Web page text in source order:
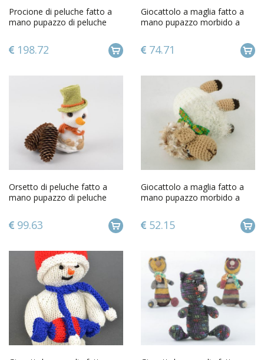
Procione di peluche fatto a
mano pupazzo di peluche
198.72
Giocattolo a maglia fatto a
mano pupazzo morbido a
74.71
Orsetto di peluche fatto a
mano pupazzo di peluche
99.63
Giocattolo a maglia fatto a
mano pupazzo morbido a
52.15